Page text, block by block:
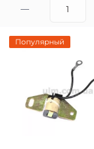
Популярный